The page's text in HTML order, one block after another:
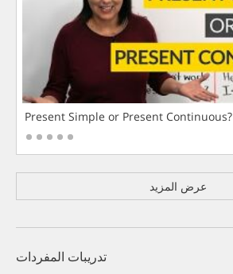
Present Simple or Present Continuous?
عرض المزيد
تدريبات المفردات